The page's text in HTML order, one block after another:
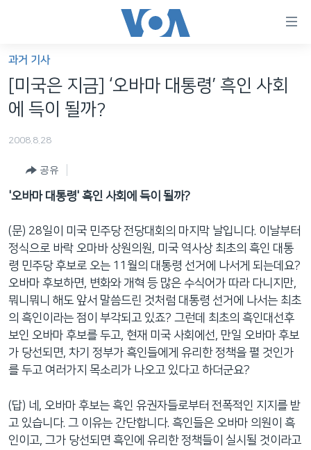
가
능
링
로
메
인
네
비
게
으
로
세계
프로그램
주파수 안내
언어 선택
과거 기사
[미국은 지금] ‘오바마 대통령’ 흑인 사회
에 득이 될까?
2008.8.28
공유
'오바마 대통령' 흑인 사회에 득이 될까?
(문) 28일이 미국 민주당 전당대회의 마지막 날입니다. 이날부터
정식으로 바락 오마바 상원의원, 미국 역사상 최초의 흑인 대통
령 민주당 후보로 오는 11월의 대통령 선거에 나서게 되는데요?
오바마 후보하면, 변화와 개혁 등 많은 수식어가 따라 다니지만,
뭐니뭐니 해도 앞서 말씀드린 것처럼 대통령 선거에 나서는 최초
의 흑인이라는 점이 부각되고 있죠? 그런데 최초의 흑인대선후
보인 오바마 후보를 두고, 현재 미국 사회에선, 만일 오바마 후보
가 당선되면, 차기 정부가 흑인들에게 유리한 정책을 펼 것인가
를 두고 여러가지 목소리가 나오고 있다고 하더군요?
(답) 네, 오바마 후보는 흑인 유권자들로부터 전폭적인 지지를 받
고 있습니다. 그 이유는 간단합니다. 흑인들은 오바마 의원이 흑
인이고, 그가 당선되면 흑인에 유리한 정책들이 실시될 것이라고